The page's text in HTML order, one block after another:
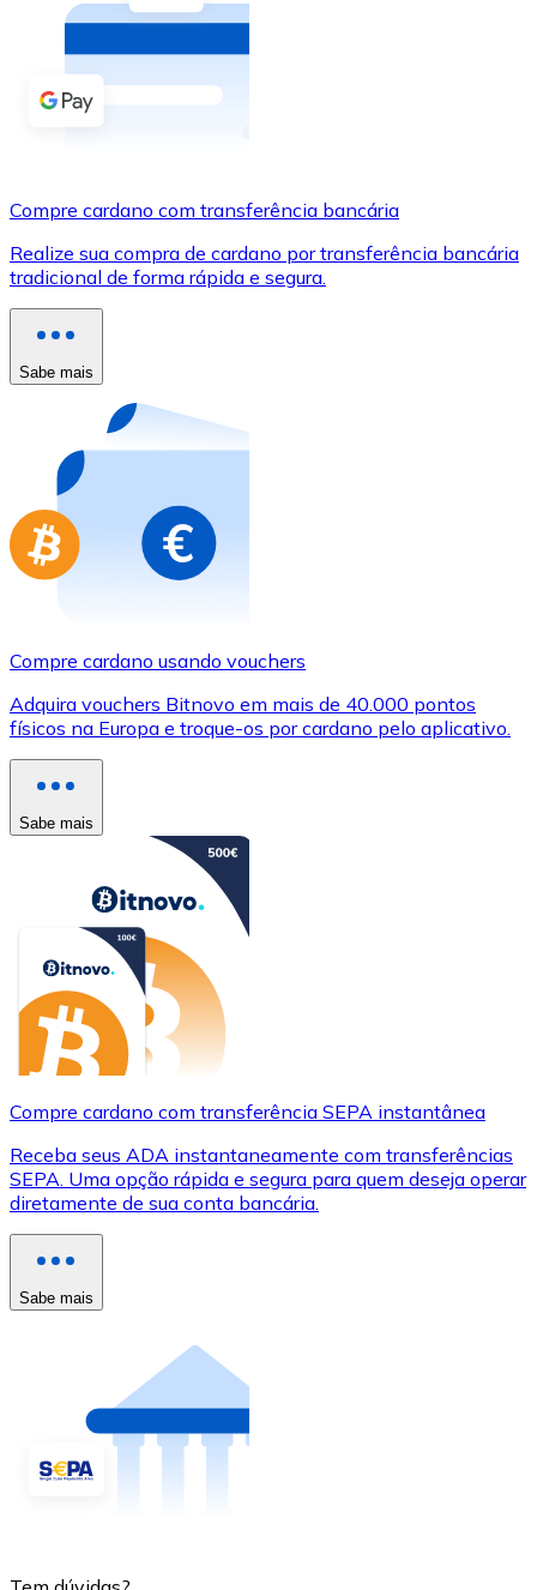
Compre criptomoedas com dinheiro e outros
Comprar com dinheiro
Transferência SEPA
Use cartões Visa e Mastercard para comprar
Comprar com cartão
Compre cartões-presente das suas marcas favoritas
Ir para a loja de cartões-presente
Compre cardano com transferência bancária
Realize sua compra de cardano por transferência bancária
tradicional de forma rápida e segura.
Sabe mais
Compre cardano usando vouchers
Adquira vouchers Bitnovo em mais de 40.000 pontos
físicos na Europa e troque-os por cardano pelo aplicativo.
Sabe mais
Compre cardano com transferência SEPA instantânea
Receba seus ADA instantaneamente com transferências
SEPA. Uma opção rápida e segura para quem deseja operar
diretamente de sua conta bancária.
Sabe mais